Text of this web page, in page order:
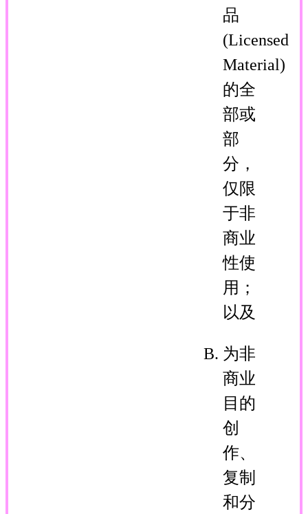
品
(Licensed
Material)
的全
部或
部
分，
仅限
于非
商业
性使
用；
以及
为非
商业
目的
创
作、
复制
和分